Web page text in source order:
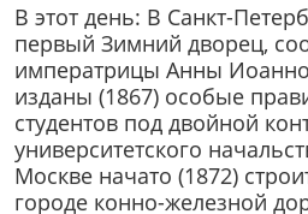
В этот день: В Санкт-
первый Зимний дворец,
императрицы Анны
изданы (1867) особые
студентов под двойной
университетского
Москве начато (1872)
городе конно-железной